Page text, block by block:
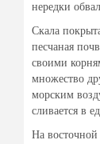
нередки
Скала
песчаная
своими
множество
морским
сливается в
На восточной